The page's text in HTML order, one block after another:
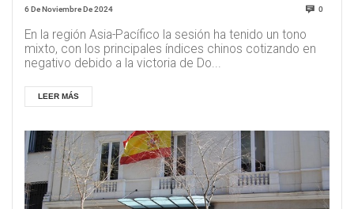
6 De Noviembre De 2024 0
En la región Asia-Pacífico la sesión ha tenido un tono
mixto, con los principales índices chinos cotizando en
negativo debido a la victoria de Do...
LEER MÁS